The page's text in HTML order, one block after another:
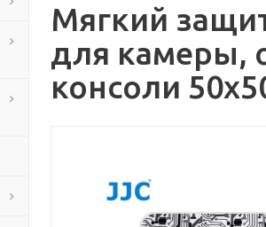
Мягкий
для камеры,
консоли